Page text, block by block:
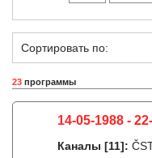
Сортировать по:
23 программы
14-05-1988 -
Каналы [11]: